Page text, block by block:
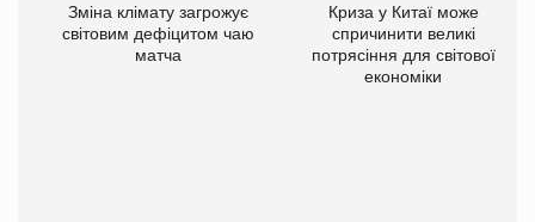
Зміна клімату загрожує
світовим дефіцитом чаю
матча
Криза у Китаї може
спричинити великі
потрясіння для світової
економіки